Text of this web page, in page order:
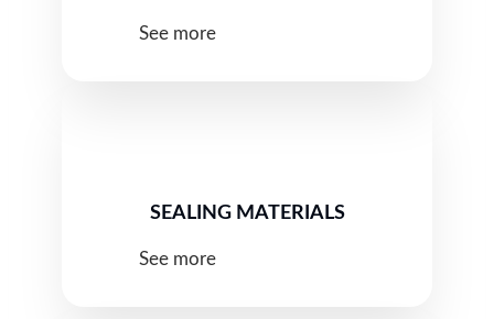
See more
SEALING MATERIALS
See more